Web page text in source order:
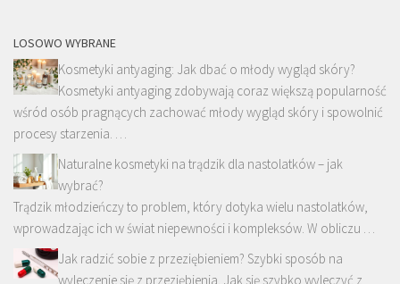
LOSOWO WYBRANE
Kosmetyki antyaging: Jak dbać o młody wygląd skóry?
Kosmetyki antyaging zdobywają coraz większą popularność
wśród osób pragnących zachować młody wygląd skóry i spowolnić
procesy starzenia. …
Naturalne kosmetyki na trądzik dla nastolatków – jak
wybrać?
Trądzik młodzieńczy to problem, który dotyka wielu nastolatków,
wprowadzając ich w świat niepewności i kompleksów. W obliczu …
Jak radzić sobie z przeziębieniem? Szybki sposób na
wyleczenie się z przeziębienia. Jak się szybko wyleczyć z